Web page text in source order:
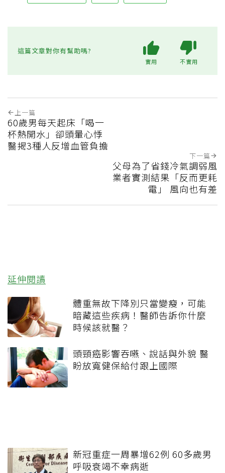
這篇文章對你有幫助嗎?
實用 不實用
上一篇
60歲男每天起床「喝一
杯熱開水」卻頭暈心悸
醫揭3種人反增血管負擔
下一篇
父母為了省錢冷氣調弱風
業者實測結果「反而更耗
電」 風向也有差
延伸閱讀
體重無故下降別只當變瘦，可能
暗藏這些疾病！醫師告訴你什麼
時候該就醫？
頭頸癌影響吞嚥、說話與外貌 醫
盼放寬健保給付跟上國際
新冠重症一周暴增62例 60多歲男
呼吸衰竭不幸病逝